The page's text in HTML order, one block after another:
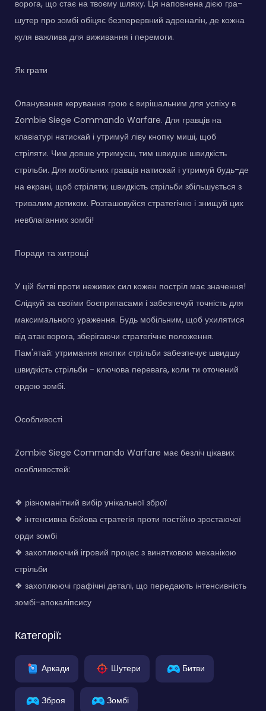
ворога, що стає на твоєму шляху. Ця наповнена дією гра-
шутер про зомбі обіцяє безперервний адреналін, де кожна
куля важлива для виживання і перемоги.
Як грати
Опанування керування грою є вирішальним для успіху в
Zombie Siege Commando Warfare. Для гравців на
клавіатурі натискай і утримуй ліву кнопку миші, щоб
стріляти. Чим довше утримуєш, тим швидше швидкість
стрільби. Для мобільних гравців натискай і утримуй будь-де
на екрані, щоб стріляти; швидкість стрільби збільшується з
тривалим дотиком. Розташовуйся стратегічно і знищуй цих
невблаганних зомбі!
Поради та хитрощі
У цій битві проти неживих сил кожен постріл має значення!
Слідкуй за своїми боєприпасами і забезпечуй точність для
максимального ураження. Будь мобільним, щоб ухилятися
від атак ворога, зберігаючи стратегічне положення.
Пам'ятай: утримання кнопки стрільби забезпечує швидшу
швидкість стрільби - ключова перевага, коли ти оточений
ордою зомбі.
Особливості
Zombie Siege Commando Warfare має безліч цікавих
особливостей:
❖ різноманітний вибір унікальної зброї
❖ інтенсивна бойова стратегія проти постійно зростаючої
орди зомбі
❖ захоплюючий ігровий процес з винятковою механікою
стрільби
❖ захоплюючі графічні деталі, що передають інтенсивність
зомбі-апокаліпсису
Категорії:
Аркади Шутери Битви
Зброя Зомбі